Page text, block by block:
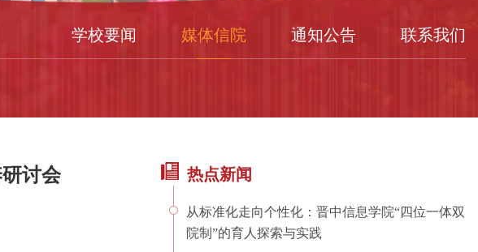
学校要闻 媒体信院 通知公告 联系我们
讨会 热点新闻
从标准化走向个性化：晋中信息学院“四位一体双
院制”的育人探索与实践